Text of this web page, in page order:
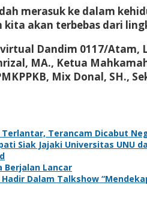
merasuk ke dalam
akan terbebas dari
Dandim 0117/Atam,
MA., Ketua
Mix Donal, SH.,
Terlantar, Terancam Dicabut
Siak Jajaki Universitas UNU
Berjalan Lancar
Dalam Talkshow